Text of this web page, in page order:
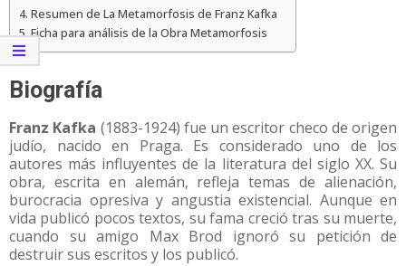
Resumen de La Metamorfosis de Franz Kafka
Ficha para análisis de la Obra Metamorfosis
Biografía
Franz Kafka (1883-1924) fue un escritor checo de origen
judío, nacido en Praga. Es considerado uno de los
autores más influyentes de la literatura del siglo XX. Su
obra, escrita en alemán, refleja temas de alienación,
burocracia opresiva y angustia existencial. Aunque en
vida publicó pocos textos, su fama creció tras su muerte,
cuando su amigo Max Brod ignoró su petición de
destruir sus escritos y los publicó.